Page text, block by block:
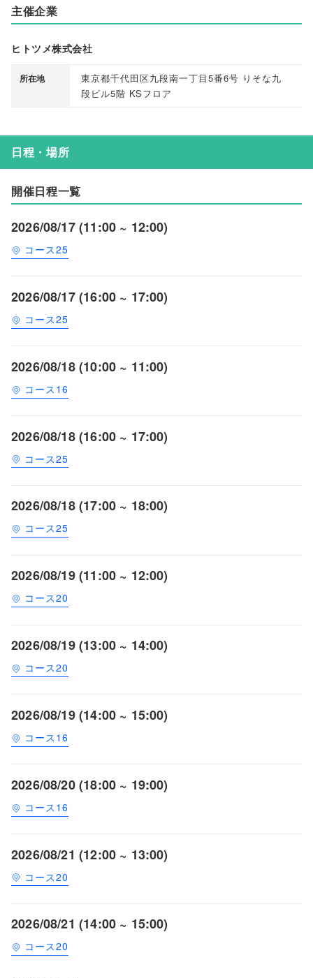
主催企業
ヒトツメ株式会社
所在地
東京都千代田区九段南一丁目5番6号 りそな九
段ビル5階 KSフロア
日程・場所
開催日程一覧
2026/08/17 (11:00 ~ 12:00)
コース25
2026/08/17 (16:00 ~ 17:00)
コース25
2026/08/18 (10:00 ~ 11:00)
コース16
2026/08/18 (16:00 ~ 17:00)
コース25
2026/08/18 (17:00 ~ 18:00)
コース25
2026/08/19 (11:00 ~ 12:00)
コース20
2026/08/19 (13:00 ~ 14:00)
コース20
2026/08/19 (14:00 ~ 15:00)
コース16
2026/08/20 (18:00 ~ 19:00)
コース16
2026/08/21 (12:00 ~ 13:00)
コース20
2026/08/21 (14:00 ~ 15:00)
コース20